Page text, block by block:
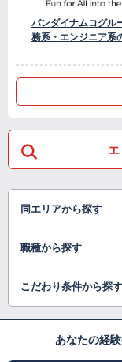
バンダイナムコグル
務系・エンジニア系
同エリアから探す
職種から探す
こだわり条件から探す
あなたの経